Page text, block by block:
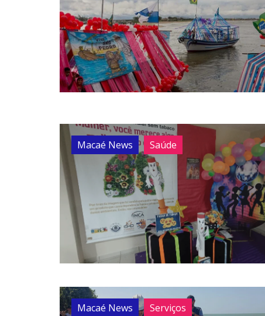
Macaé News Saúde
Macaé News Serviços